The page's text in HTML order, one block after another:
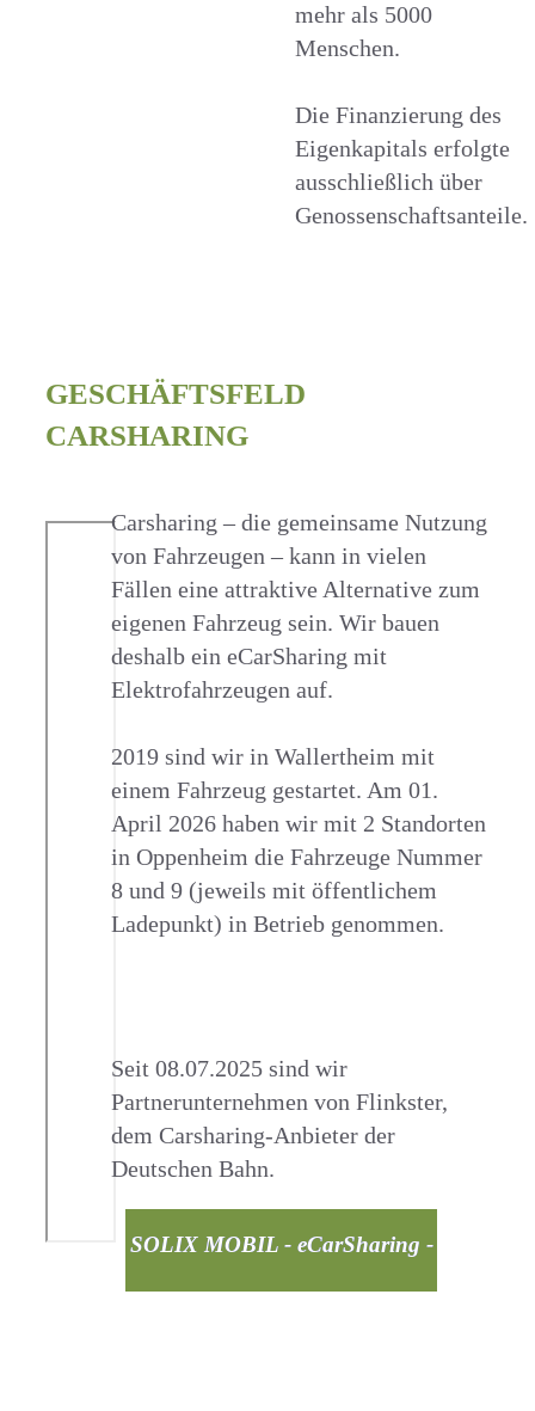
mehr als 5000
Menschen.
Die Finanzierung des
Eigenkapitals erfolgte
ausschließlich über
Genossenschaftsanteile.
GESCHÄFTSFELD
CARSHARING
Carsharing – die gemeinsame Nutzung
von Fahrzeugen – kann in vielen
Fällen eine attraktive Alternative zum
eigenen Fahrzeug sein. Wir bauen
deshalb ein eCarSharing mit
Elektrofahrzeugen auf.
2019 sind wir in Wallertheim mit
einem Fahrzeug gestartet. Am 01.
April 2026 haben wir mit 2 Standorten
in Oppenheim die Fahrzeuge Nummer
8 und 9 (jeweils mit öffentlichem
Ladepunkt) in Betrieb genommen.
Seit 08.07.2025 sind wir
Partnerunternehmen von Flinkster,
dem Carsharing-Anbieter der
Deutschen Bahn.
SOLIX MOBIL - eCarSharing -